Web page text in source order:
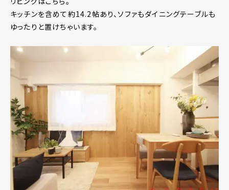
キッチンを含めて約14.2帖あり、ソファもダイニングテーブルも
ゆったりと置けちゃいます。